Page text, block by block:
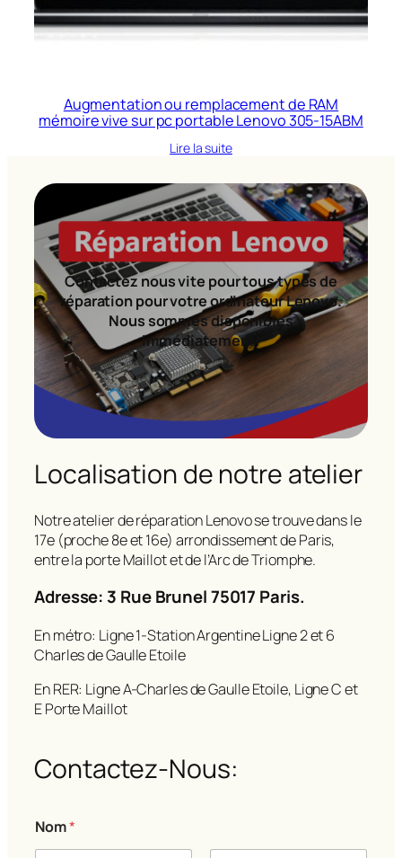
Augmentation ou remplacement de RAM
mémoire vive sur pc portable Lenovo 305-15ABM
Lire la suite
Contactez nous vite pour tous types de
réparation pour votre ordinateur Lenovo.
Nous sommes disponibles
immédiatement!
Localisation de notre atelier
Notre atelier de réparation Lenovo se trouve dans le
17e (proche 8e et 16e) arrondissement de Paris,
entre la porte Maillot et de l’Arc de Triomphe.
Adresse: 3 Rue Brunel 75017 Paris.
En métro: Ligne 1-Station Argentine Ligne 2 et 6
Charles de Gaulle Etoile
En RER: Ligne A-Charles de Gaulle Etoile, Ligne C et
E Porte Maillot
Contactez-Nous:
-
m
Nom*